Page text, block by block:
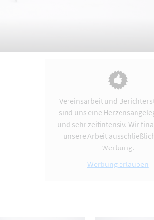
Vereinsarbeit und
sind uns eine
und sehr zeitintensiv. Wir
unsere Arbeit
Werbung.
Werbung erlauben